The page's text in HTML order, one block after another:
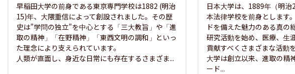
早稲田大学の前身である東京専門学校は1882 (明治
15)年、大隈重信によって創設されました。その歴
史は"学問の独立"を中心とする「三大教旨」や「進
取の精神」「在野精神」「東西文明の調和」といっ
た理念により支えられています。
人類が直面し、身近な日常にも存在するさまざま...
日本大学は、1889年（明
本法律学校を前身とします
ドを備えた魅力のある真の
研究活動を始め、医療、生
貢献すべくさまざまな活動
大学は創立以来、進取の精
ード...